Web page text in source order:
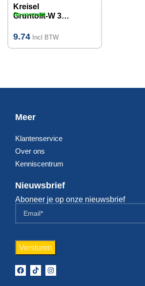
Kreisel
Gruntolit-W 301
9.74 Incl BTW
Op voorraad
Meer
Klantenservice
Over ons
Kenniscentrum
Nieuwsbrief
Aboneer je op onze nieuwsbrief